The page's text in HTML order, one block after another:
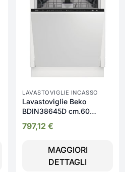
LAVASTOVIGLIE INCASSO
Lavastoviglie Beko
BDIN38645D cm.60
coperti classe C
797,12 €
MAGGIORI
DETTAGLI